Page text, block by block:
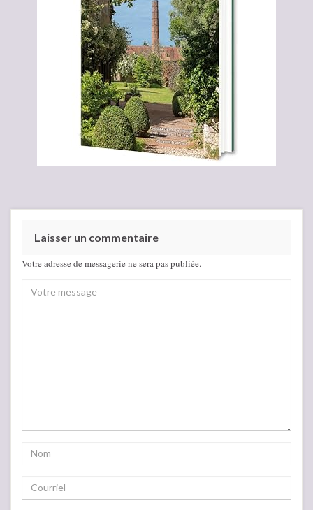
Laisser un commentaire
Votre adresse de messagerie ne sera pas publiée.